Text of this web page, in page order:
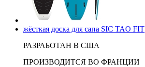
жёсткая доска для сапа SIC TAO FIT
РАЗРАБОТАН В США
ПРОИЗВОДИТСЯ ВО ФРАНЦИИ